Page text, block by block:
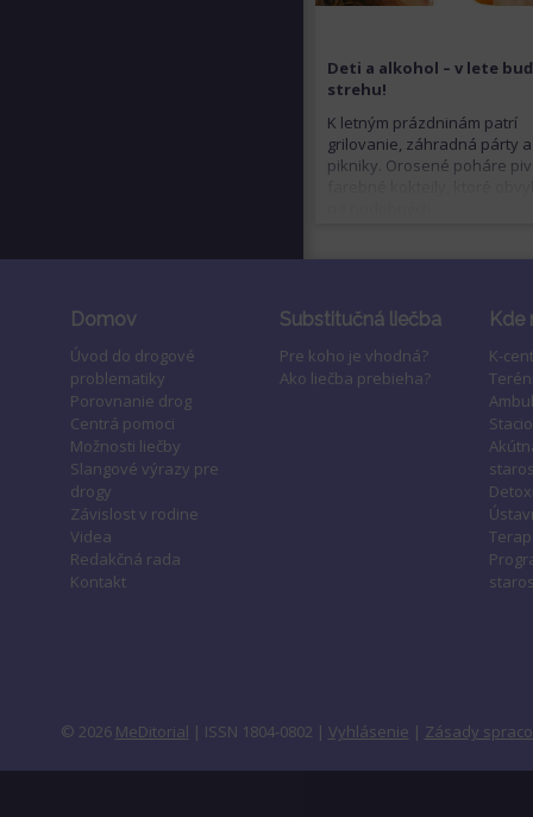
Deti a alkohol – v lete
strehu!
K letným prázdninám patrí
grilovanie, záhradná párty a
pikniky. Orosené poháre
Domov
Úvod do drogové
problematiky
Porovnanie drog
Centrá pomoci
Možnosti liečby
Slangové výrazy pre
drogy
Závislost v rodine
Videa
Redakčná rada
Kontakt
Substitučná liečba
Pre koho je vhodná?
Ako liečba prebieha?
Kde
K-
© 2026 MeDitorial | ISSN 1804-0802 | Vyhlásenie | Zásady